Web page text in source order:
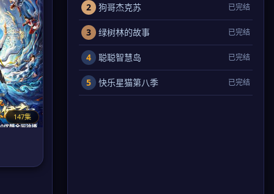
147集
2 狗哥杰克苏 已完结
3 绿树林的故事 已完结
4 聪聪智慧岛 已完结
5 快乐星猫第八季 已完结